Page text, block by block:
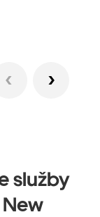
služby